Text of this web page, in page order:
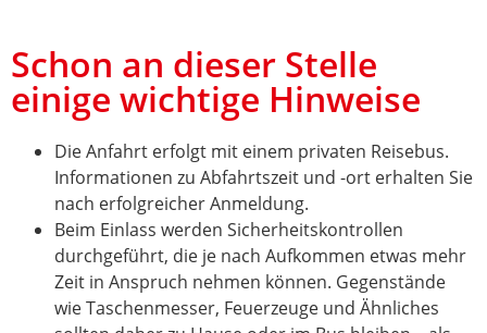
Schon an dieser Stelle
einige wichtige Hinweise
Die Anfahrt erfolgt mit einem privaten Reisebus.
Informationen zu Abfahrtszeit und -ort erhalten Sie
nach erfolgreicher Anmeldung.
Beim Einlass werden Sicherheitskontrollen
durchgeführt, die je nach Aufkommen etwas mehr
Zeit in Anspruch nehmen können. Gegenstände
wie Taschenmesser, Feuerzeuge und Ähnliches